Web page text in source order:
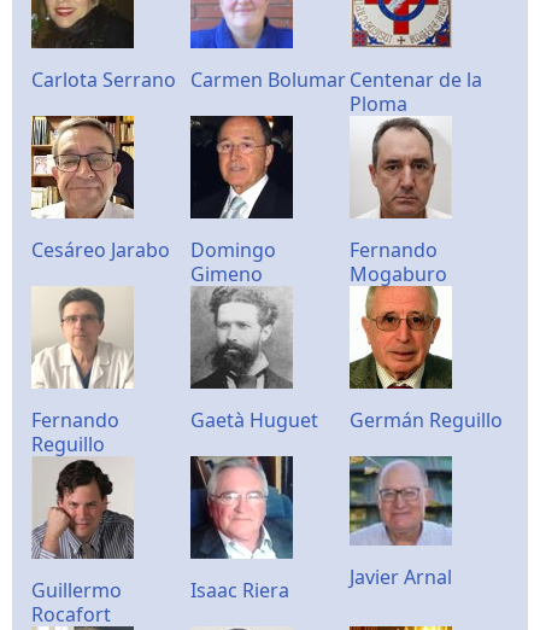
Carlota Serrano Carmen BolumarCentenar de la
Ploma
Cesáreo Jarabo
Domingo
Gimeno
Fernando
Mogaburo
Fernando
Reguillo
Gaetà Huguet Germán Reguillo
Guillermo
Rocafort
Isaac Riera Javier Arnal